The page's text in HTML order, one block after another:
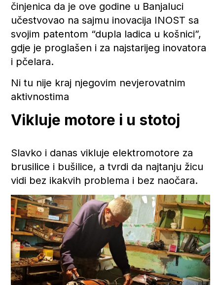
činjenica da je ove godine u Banjaluci
učestvovao na sajmu inovacija INOST sa
svojim patentom “dupla ladica u košnici”,
gdje je proglašen i za najstarijeg inovatora
i pčelara.
Ni tu nije kraj njegovim nevjerovatnim
aktivnostima
Vikluje motore i u stotoj
Slavko i danas vikluje elektromotore za
brusilice i bušilice, a tvrdi da najtanju žicu
vidi bez ikakvih problema i bez naočara.